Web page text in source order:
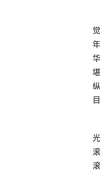
觉
年
华
堪
纵
目
光
滚
滚